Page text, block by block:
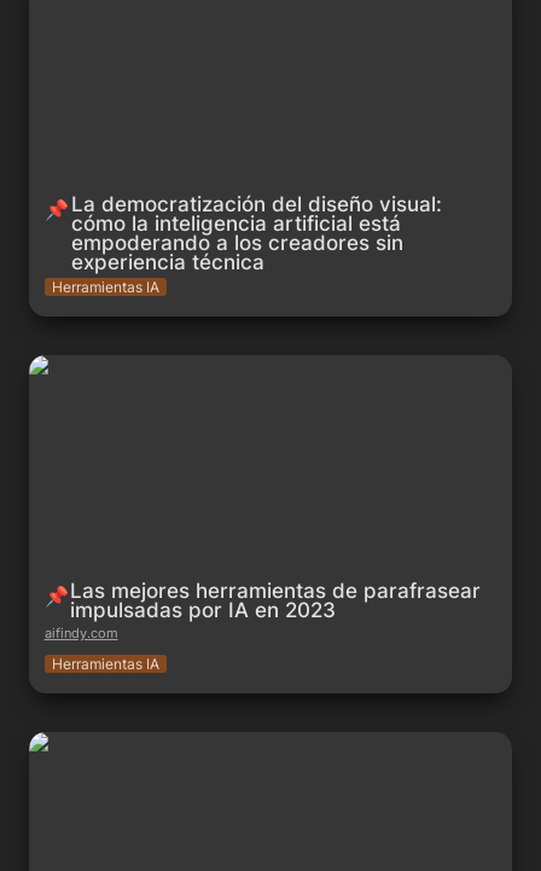
📌 La democratización del diseño visual:
cómo la inteligencia artificial está
empoderando a los creadores sin
experiencia técnica
Herramientas IA
Las mejores herramientas de parafrasear impulsadas por IA
📌Las mejores herramientas de parafrasear
impulsadas por IA en 2023
aifindy.com
Herramientas IA
Top 10 influencers virtuales creadas con IA en 2025 (y cómo